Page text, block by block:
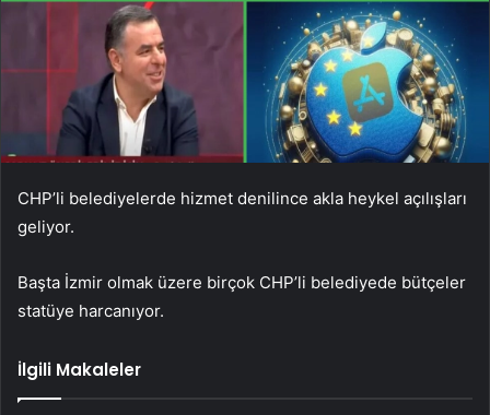
CHP’li belediyelerde hizmet denilince akla heykel açılışları
geliyor.
Başta İzmir olmak üzere birçok CHP’li belediyede bütçeler
statüye harcanıyor.
İlgili Makaleler